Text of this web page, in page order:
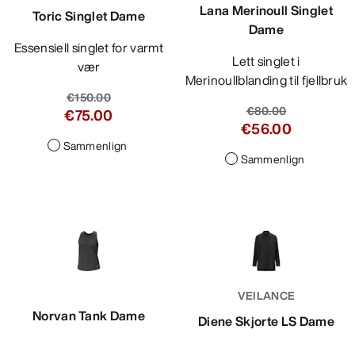
Toric Singlet Dame
Essensiell singlet for varmt
vær
€150.00
€75.00
Sammenlign
Lana Merinoull Singlet
Dame
Lett singlet i
Merinoullblanding til fjellbruk
€80.00
€56.00
Sammenlign
Norvan Tank Dame
VEILANCE
Diene Skjorte LS Dame